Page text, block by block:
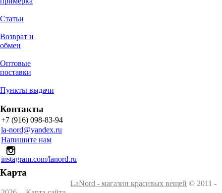
Статьи
Возврат и
обмен
Оптовые
поставки
Пункты выдачи
Контакты
+7 (916) 098-83-94
la-nord@yandex.ru
Напишите нам
instagram.com/lanord.ru
Карта
LaNord - магазин красивых вещей © 2011 -